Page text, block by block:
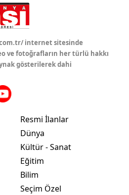
internet sitesinde
ve fotoğrafların her türlü hakkı
gösterilerek dahi
Resmi İlanlar
Dünya
Kültür - Sanat
Eğitim
Bilim
Seçim Özel